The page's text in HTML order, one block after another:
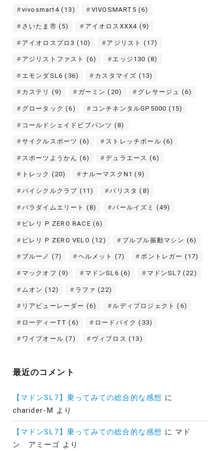
vivosmart4(13) VIVOSMART5 (6)
さいたま市 (5) アイオロスXXX4 (9)
アイオロスプロ3 (10) アジリスト (17)
アジリストファスト (6) エッジ130 (8)
エモンダSL6 (36) カスタマイズ (13)
カステリ (9) ガーミン (20) グレサージュ (6)
グロータック (6) コンチネンタルGP5000 (15)
コールドシェイドビブパンツ (8)
サイクルスポーツ (6) ストレッチポール (6)
スポーツようかん (6) デュラエース (6)
トレック (20) ナルーマスクN1 (9)
バイシクルクラブ (11) バリスタ (8)
パラダイムエリート (8) パールイズミ (49)
ピレリ P ZERO RACE (6)
ピレリ P ZERO VELO (12) ブルブル振動マシン (6)
ブルーノ (7) ヘルメット (7) ボントレガー (17)
マックオフ (9) マドンSL6 (6) マドンSL7 (22)
ムオン (12) ラファ (22)
リアビューレーダー (6) ルディプロジェクト (6)
ローディーTT (6) ロードバイク (33)
ワイプオール (7) ヴィプロス (13)
最近のコメント
【マドンSL7】乗ってみての総合的な感想 に
charider-M より
【マドンSL7】乗ってみての総合的な感想 に マド
ン アミーゴ より